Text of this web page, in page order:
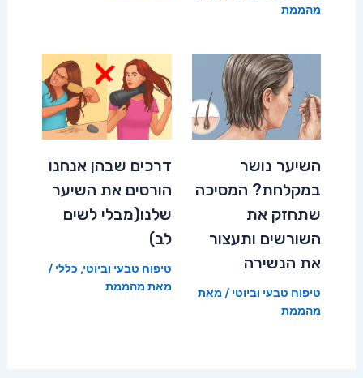
מהממת
השיער נושר
במקלחת? המסיכה
שתחזק את
השורשים ותעצור
את הנשירה
טיפוח טבעי וביוטי / מאת
מהממת
דרכים שבהן אנחנו
הורסים את השיער
שלנו(מבלי לשים
לב)
טיפוח טבעי וביוטי, כללי /
מאת מהממת